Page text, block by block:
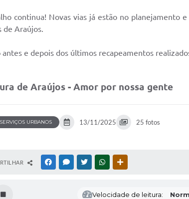
continua! Novas vias já estão no planejamento
de Araújos.
antes e depois dos últimos recapeamentos
de Araújos - Amor por nossa gente
URBANOS 13/11/2025 25 fotos
FACEBOOKMESSENGER
TWITTERWHATSAPP
Velocidade de leitura: